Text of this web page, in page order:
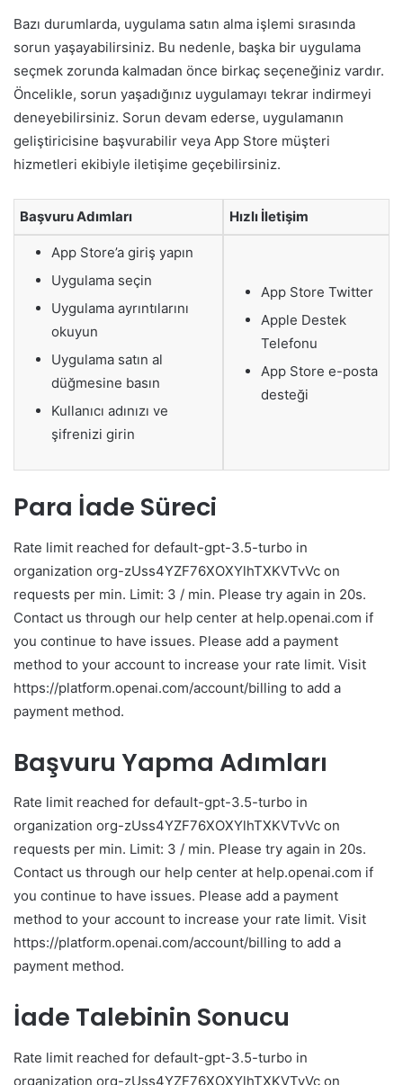
Bazı durumlarda, uygulama satın alma işlemi sırasında
sorun yaşayabilirsiniz. Bu nedenle, başka bir uygulama
seçmek zorunda kalmadan önce birkaç seçeneğiniz vardır.
Öncelikle, sorun yaşadığınız uygulamayı tekrar indirmeyi
deneyebilirsiniz. Sorun devam ederse, uygulamanın
geliştiricisine başvurabilir veya App Store müşteri
hizmetleri ekibiyle iletişime geçebilirsiniz.
Başvuru Adımları Hızlı İletişim
App Store’a giriş yapın
Uygulama seçin
Uygulama ayrıntılarını
okuyun
Uygulama satın al
düğmesine basın
Kullanıcı adınızı ve
şifrenizi girin
App Store Twitter
Apple Destek
Telefonu
App Store e-posta
desteği
Para İade Süreci
Rate limit reached for default-gpt-3.5-turbo in
organization org-zUss4YZF76XOXYlhTXKVTvVc on
requests per min. Limit: 3 / min. Please try again in 20s.
Contact us through our help center at help.openai.com if
you continue to have issues. Please add a payment
method to your account to increase your rate limit. Visit
https://platform.openai.com/account/billing to add a
payment method.
Başvuru Yapma Adımları
Rate limit reached for default-gpt-3.5-turbo in
organization org-zUss4YZF76XOXYlhTXKVTvVc on
requests per min. Limit: 3 / min. Please try again in 20s.
Contact us through our help center at help.openai.com if
you continue to have issues. Please add a payment
method to your account to increase your rate limit. Visit
https://platform.openai.com/account/billing to add a
payment method.
İade Talebinin Sonucu
Rate limit reached for default-gpt-3.5-turbo in
organization org-zUss4YZF76XOXYlhTXKVTvVc on